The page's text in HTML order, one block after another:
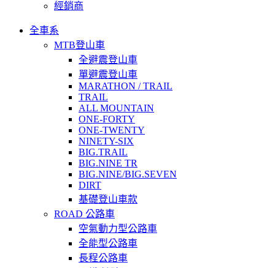
經銷商
全車系
MTB登山車
全避震登山車
單避震登山車
MARATHON / TRAIL
TRAIL
ALL MOUNTAIN
ONE-FORTY
ONE-TWENTY
NINETY-SIX
BIG.TRAIL
BIG.NINE TR
BIG.NINE/BIG.SEVEN
DIRT
基礎登山車款
ROAD 公路車
空氣動力型公路車
全能型公路車
長程公路車